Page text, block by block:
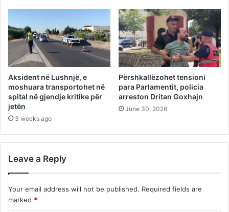
Aksident në Lushnjë, e
moshuara transportohet në
spital në gjendje kritike për
jetën
3 weeks ago
Përshkallëzohet tensioni
para Parlamentit, policia
arreston Dritan Goxhajn
June 30, 2026
Leave a Reply
Your email address will not be published. Required fields are
marked *